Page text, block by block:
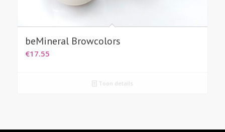
beMineral Browcolors
€17.55
Toon details